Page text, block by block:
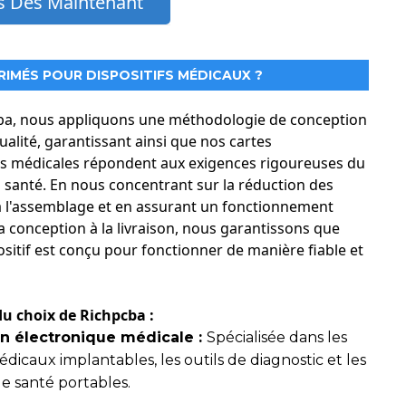
POUR DISPOSITIFS MÉDICAUX ?
nous appliquons une méthodologie de conception
garantissant ainsi que nos cartes
médicales répondent aux exigences rigoureuses du
santé. En nous concentrant sur la réduction des
l'assemblage et en assurant un fonctionnement
conception à la livraison, nous garantissons que
est conçu pour fonctionner de manière fiable et
choix de Richpcba :
électronique médicale : Spécialisée dans les
implantables, les outils de diagnostic et les
santé portables.
fiabilité et des performances optimales. Nos services
médicales, garantissant ainsi que vos dispositifs soient
insuline et stimulateurs de la moelle épinière.
et très efficaces, ce qui est crucial pour les dispositifs
performances fiables et durables pour les dispositifs qui
du corps du patient.
X.
traitement du signal afin de garantir une imagerie